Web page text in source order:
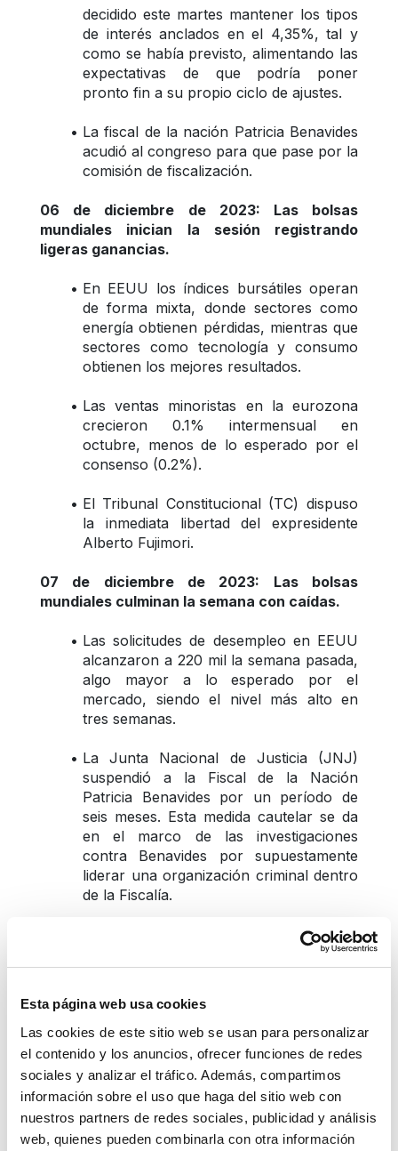
Esta página web usa cookies
Las cookies de este sitio web se usan para personalizar
el contenido y los anuncios, ofrecer funciones de redes
sociales y analizar el tráfico. Además, compartimos
información sobre el uso que haga del sitio web con
nuestros partners de redes sociales, publicidad y análisis
web, quienes pueden combinarla con otra información
decidido este martes mantener los tipos
de interés anclados en el 4,35%, tal y
como se había previsto, alimentando las
expectativas de que podría poner
pronto fin a su propio ciclo de ajustes.
La fiscal de la nación Patricia Benavides
acudió al congreso para que pase por la
comisión de fiscalización.
06 de diciembre de 2023: Las bolsas
mundiales inician la sesión registrando
ligeras ganancias.
En EEUU los índices bursátiles operan
de forma mixta, donde sectores como
energía obtienen pérdidas, mientras que
sectores como tecnología y consumo
obtienen los mejores resultados.
Las ventas minoristas en la eurozona
crecieron 0.1% intermensual en
octubre, menos de lo esperado por el
consenso (0.2%).
El Tribunal Constitucional (TC) dispuso
la inmediata libertad del expresidente
Alberto Fujimori.
07 de diciembre de 2023: Las bolsas
mundiales culminan la semana con caídas.
Las solicitudes de desempleo en EEUU
alcanzaron a 220 mil la semana pasada,
algo mayor a lo esperado por el
mercado, siendo el nivel más alto en
tres semanas.
La Junta Nacional de Justicia (JNJ)
suspendió a la Fiscal de la Nación
Patricia Benavides por un período de
seis meses. Esta medida cautelar se da
en el marco de las investigaciones
contra Benavides por supuestamente
liderar una organización criminal dentro
de la Fiscalía.
La producción industrial de Italia se
contrajo -0.2% en octubre, luego de un
aumento revisado de 0.1% en
industrial de Alemania se contrajo -0.4%
en octubre, recuperándose de una
caída revisada de -1.3% de septiembre.
¿Qué eventos podrían
impactar el dólar